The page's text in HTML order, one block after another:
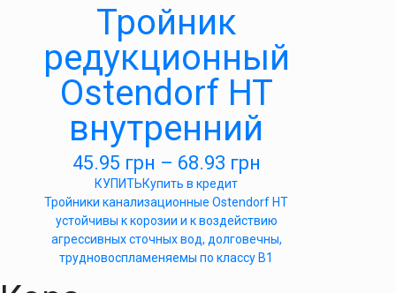
Тройник
редукционный
Ostendorf HT
внутренний
45.95 грн – 68.93 грн
КУПИТЬКупить в кредит
Тройники канализационные Ostendorf HT
устойчивы к корозии и к воздействию
агрессивных сточных вод, долговечны,
трудновоспламеняемы по классу B1